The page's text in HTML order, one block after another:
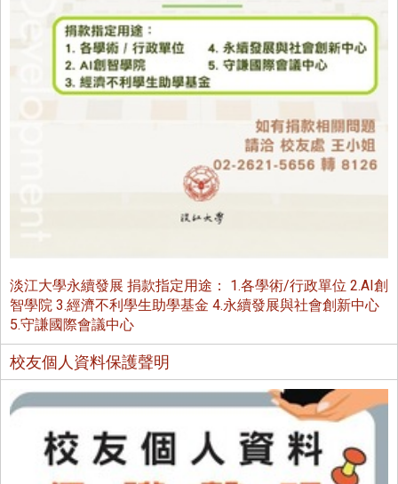
淡江大學永續發展 捐款指定用途： 1.各學術/行政單位 2.AI創
智學院 3.經濟不利學生助學基金 4.永續發展與社會創新中心
5.守謙國際會議中心
校友個人資料保護聲明